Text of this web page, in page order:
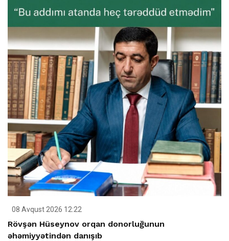
08 Avqust 2026 12:22
Rövşən Hüseynov orqan donorluğunun
əhəmiyyətindən danışıb